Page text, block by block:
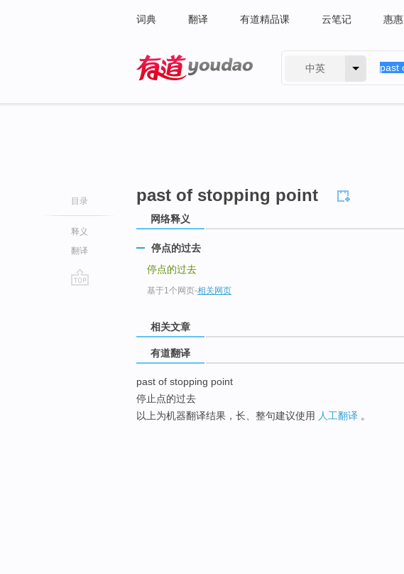
词典 翻译 有道精品课 云笔记 惠惠
中英
目录
释义
翻译
past of stopping point
网络释义
停点的过去
停点的过去
基于1个网页-相关网页
相关文章
有道翻译
past of stopping point
停止点的过去
以上为机器翻译结果，长、整句建议使用 人工翻译 。